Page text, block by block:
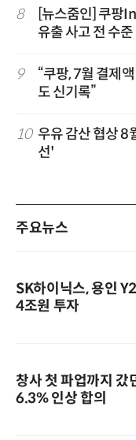
8
[뉴스줌인] 쿠팡
유출 사고 전 수
9
“쿠팡, 7월 결제
도 신기록”
10 우유 감산 협상
선'
주요뉴스
SK하이닉스, 용인
4조원 투자
창사 첫 파업까지
6.3% 인상 합의